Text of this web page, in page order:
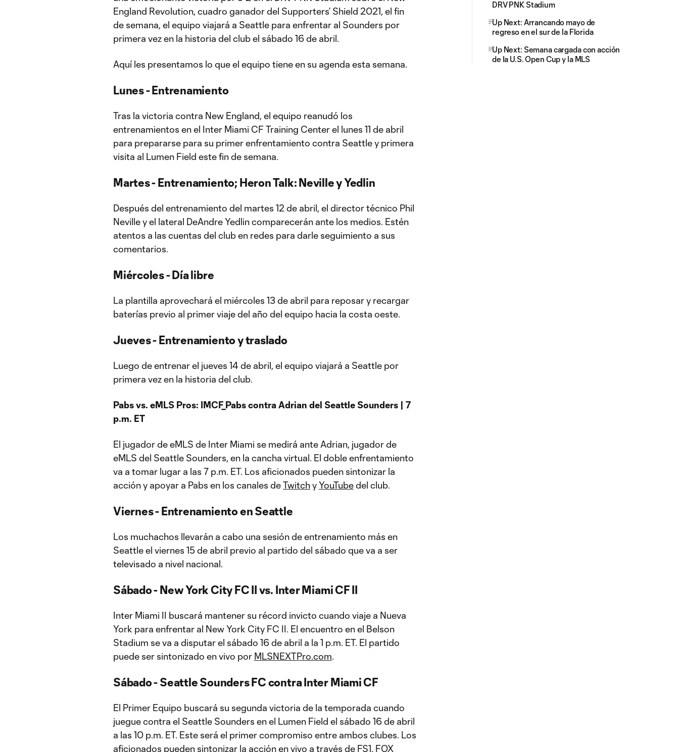
England Revolution, cuadro ganador del Supporters’ Shield 2021, el fin
de semana, el equipo viajará a Seattle para enfrentar al Sounders por
primera vez en la historia del club el sábado 16 de abril.
Aquí les presentamos lo que el equipo tiene en su agenda esta semana.
Lunes - Entrenamiento
Tras la victoria contra New England, el equipo reanudó los
entrenamientos en el Inter Miami CF Training Center el lunes 11 de abril
para prepararse para su primer enfrentamiento contra Seattle y primera
visita al Lumen Field este fin de semana.
Martes - Entrenamiento; Heron Talk: Neville y Yedlin
Después del entrenamiento del martes 12 de abril, el director técnico Phil
Neville y el lateral DeAndre Yedlin comparecerán ante los medios. Estén
atentos a las cuentas del club en redes para darle seguimiento a sus
comentarios.
Miércoles - Día libre
La plantilla aprovechará el miércoles 13 de abril para reposar y recargar
baterías previo al primer viaje del año del equipo hacia la costa oeste.
Jueves - Entrenamiento y traslado
Luego de entrenar el jueves 14 de abril, el equipo viajará a Seattle por
primera vez en la historia del club.
Pabs vs. eMLS Pros: IMCF_Pabs contra Adrian del Seattle Sounders | 7
p.m. ET
El jugador de eMLS de Inter Miami se medirá ante Adrian, jugador de
eMLS del Seattle Sounders, en la cancha virtual. El doble enfrentamiento
va a tomar lugar a las 7 p.m. ET. Los aficionados pueden sintonizar la
acción y apoyar a Pabs en los canales deTwitchyYouTubedel club.
Viernes - Entrenamiento en Seattle
Los muchachos llevarán a cabo una sesión de entrenamiento más en
Seattle el viernes 15 de abril previo al partido del sábado que va a ser
televisado a nivel nacional.
Sábado - New York City FC II vs. Inter Miami CF II
Inter Miami II buscará mantener su récord invicto cuando viaje a Nueva
York para enfrentar al New York City FC II. El encuentro en el Belson
Stadium se va a disputar el sábado 16 de abril a la 1 p.m. ET. El partido
puede ser sintonizado en vivo por MLSNEXTPro.com.
Sábado - Seattle Sounders FC contra Inter Miami CF
El Primer Equipo buscará su segunda victoria de la temporada cuando
juegue contra el Seattle Sounders en el Lumen Field el sábado 16 de abril
a las 10 p.m. ET. Este será el primer compromiso entre ambos clubes. Los
aficionados pueden sintonizar la acción en vivo a través de FS1, FOX
DRV PNK Stadium
Up Next: Arrancando mayo de
regreso en el sur de la Florida
Up Next: Semana cargada con acción
de la U.S. Open Cup y la MLS